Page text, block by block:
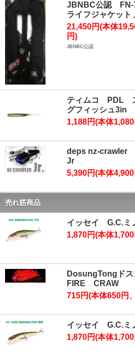
JBNBC公認 FN-
ライフジャケット
21,450円(本体
円)
JBNBC公認
ティムコ PDL
グフィッシュ3in
1,188円(本体
deps nz-crawler
Jr
5,390円(本体
売れ筋商品
イッセイ G.C.ミ
1,870円(本体
DosungTongド
FIRE CRAW
715円(本体650円
イッセイ G.C.ミ
1,870円(本体